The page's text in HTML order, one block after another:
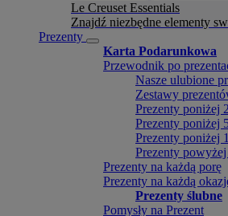
Le Creuset Essentials
Znajdź niezbędne elementy
Prezenty
Karta Podarunkowa
Przewodnik po
Nasze ulubione
Zestawy
Prezenty poniżej
Prezenty poniżej
Prezenty poniżej
Prezenty powyżej
Prezenty na każdą porę
Prezenty na każdą
Prezenty ślubne
Pomysły na Prezent